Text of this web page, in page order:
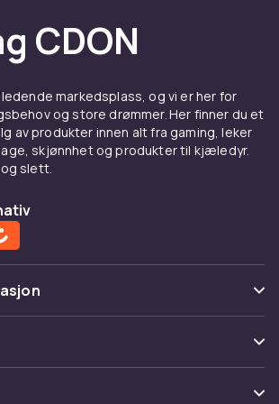
klipperesultat og sparer
batteri til
sittegressklippere gir kraftfull
og kuperte arealer.
modeller som Husqvarna ASPIRE
nesten intet vedlikehold og
boligstrøk og arealer opp til
Velg batteri for lavt støynivå og
eller bensin for store
driftstid.
vedlikehold av
CDON
ledende markedsplass, og vi er her for
og store drømmer. Her finner du et
av produkter innen alt fra gaming, leker
skjønnhet og produkter til kjæledyr.
slett.